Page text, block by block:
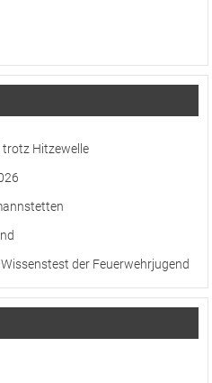
trotz Hitzewelle
der Feuerwehrjugend